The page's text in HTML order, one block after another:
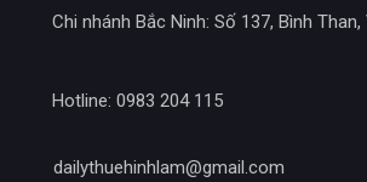
Chi nhánh Bắc Ninh: Số 137, Bình
Hotline: 0983 204 115
dailythuehinhlam@gmail.com